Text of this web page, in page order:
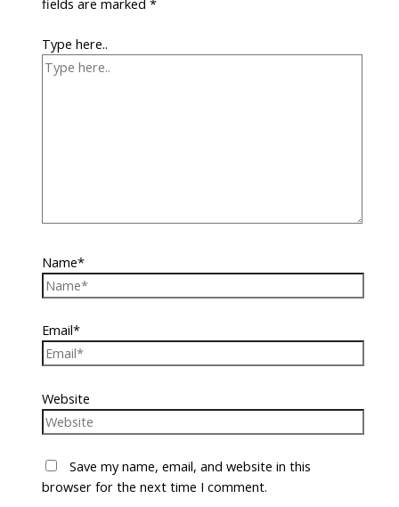
Type here..
Name*
Email*
Website
Save my name, email, and website in this
browser for the next time I comment.